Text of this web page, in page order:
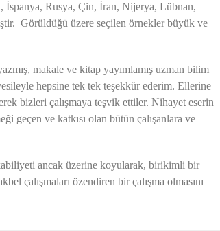
İspanya, Rusya, Çin, İran, Nijerya, Lübnan,
Görüldüğü üzere seçilen örnekler büyük ve
makale ve kitap yayımlamış uzman bilim
hepsine tek tek teşekkür ederim. Ellerine
bizleri çalışmaya teşvik ettiler. Nihayet eserin
geçen ve katkısı olan bütün çalışanlara ve
ancak üzerine koyularak, birikimli bir
çalışmaları özendiren bir çalışma olmasını